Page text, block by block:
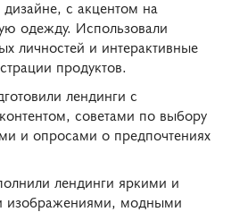
с акцентом на
одежду. Использовали
личностей и интерактивные
продуктов.
лендинги с
советами по выбору
и опросами о предпочтениях
лендинги яркими и
изображениями, модными